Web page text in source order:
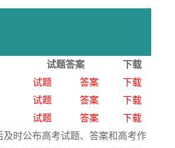
试题答案
下载
试题 答案
下载
试题 答案
下载
试题 答案
下载
时公布高考试题、答案和高考作